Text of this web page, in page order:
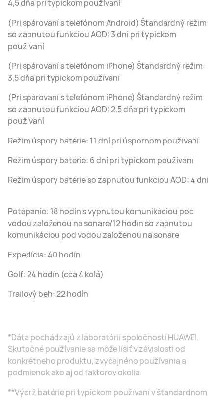
4,5 dňa pri typickom používaní
(Pri spárovaní s telefónom Android) Štandardný režim
so zapnutou funkciou AOD: 3 dni pri typickom
používaní
(Pri spárovaní s telefónom iPhone) Štandardný režim:
3,5 dňa pri typickom používaní
(Pri spárovaní s telefónom iPhone) Štandardný režim
so zapnutou funkciou AOD: 2,5 dňa pri typickom
používaní
Režim úspory batérie: 11 dní pri úspornom používaní
Režim úspory batérie: 6 dní pri typickom používaní
Režim úspory batérie so zapnutou funkciou AOD: 4 dni
Potápanie: 18 hodín s vypnutou komunikáciou pod
vodou založenou na sonare/12 hodín so zapnutou
komunikáciou pod vodou založenou na sonare
Expedícia: 40 hodín
Golf: 24 hodín (cca 4 kolá)
Trailový beh: 22 hodín
*Dáta pochádzajú z laboratórií spoločnosti HUAWEI.
Skutočné používanie sa môže líšiť v závislosti od
konkrétneho produktu, zvyčajného používania a
podmienok ako aj od faktorov okolia.
**Výdrž batérie pri typickom používaní v štandardnom